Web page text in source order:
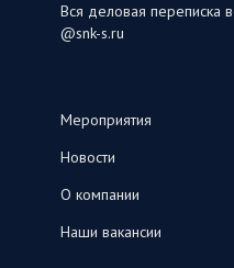
Вся деловая переписка
@snk-s.ru
Мероприятия
Новости
О компании
Наши вакансии